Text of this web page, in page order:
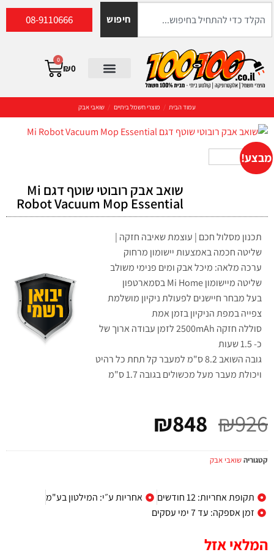
חיפוש 08-9110666
₪0
0
עמוד הבית / מוצרי חשמל ביתיים / שואבי אבק
מבצע!
שואב אבק רובוטי שוטף דגם Mi
Robot Vacuum Mop Essential
תכנון מסלול חכם | עוצמת שאיבה חזקה |
שליטה חכמה באמצעות יישומון מרחוק
ערכה מלאה: מיכל אבק ומים פנימי משולב
שליטה מיישומון Mi Home בסמארטפון
בעל מבחר חיישנים לפעולת ניקיון מושלמת
צפייה במפת הניקיון בזמן אמת
סוללה חזקה 2500mAh לזמן עבודה ארוך של
כ- 1.5 שעות
גובה השואב 8.2 ס"מ למעבר קל תחת כל רהיט
ויכולת מעבר מעל מכשולים בגובה 1.7 ס"מ
₪926
₪848
קטגוריהשואבי אבק
תקופת אחריות: 12 חודשים
אחריות ע״י: המילטון בע"מ
זמן אספקה: עד 7 ימי עסקים
המלאי אזל